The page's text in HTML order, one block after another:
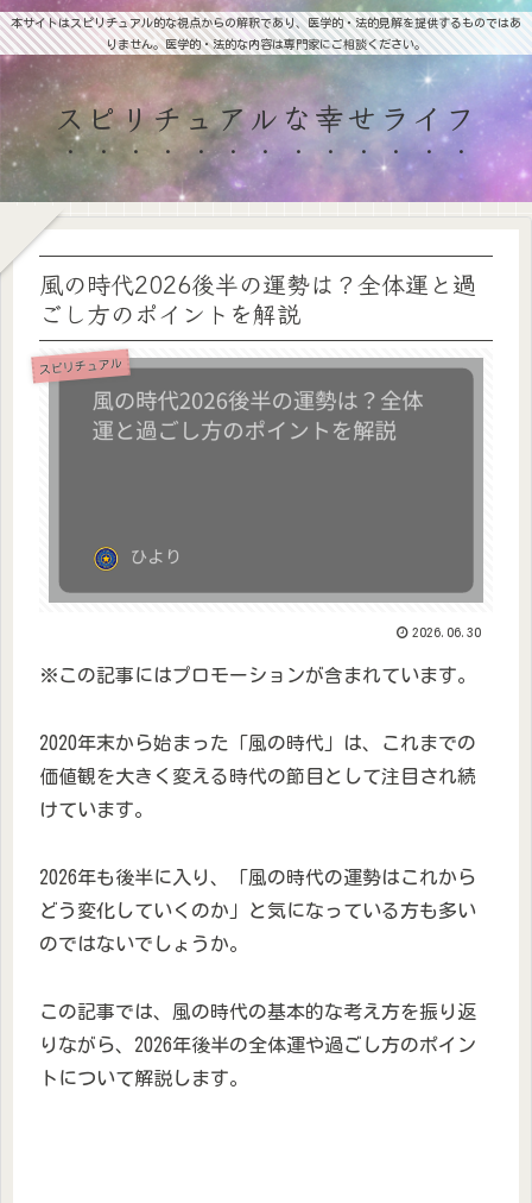
本サイトはスピリチュアル的な視点からの解釈であり、医学的・法的見解を提供するものではあ
りません。医学的・法的な内容は専門家にご相談ください。
スピリチュアルな幸せライフ
風の時代2026後半の運勢は？全体運と過
ごし方のポイントを解説
スピリチュアル
2026.06.30
※この記事にはプロモーションが含まれています。
2020年末から始まった「風の時代」は、これまでの
価値観を大きく変える時代の節目として注目され続
けています。
2026年も後半に入り、「風の時代の運勢はこれから
どう変化していくのか」と気になっている方も多い
のではないでしょうか。
この記事では、風の時代の基本的な考え方を振り返
りながら、2026年後半の全体運や過ごし方のポイン
トについて解説します。